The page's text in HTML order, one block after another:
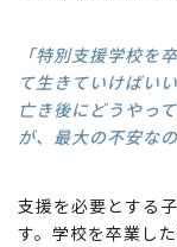
「特別支援学校を
て生きていけばい
亡き後にどうやっ
が、最大の不安なの
支援を必要とする
す。学校を卒業し